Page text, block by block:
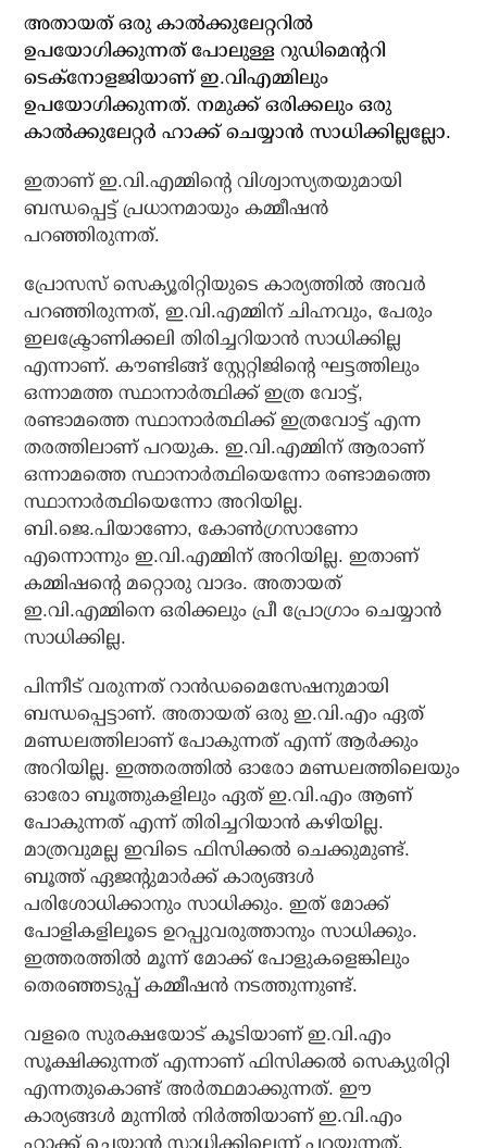
അതായത് ഒരു കാല്‍ക്കുലേറ്ററില്‍
ഉപയോഗിക്കുന്നത് പോലുള്ള റുഡിമെന്ററി
ടെക്‌നോളജിയാണ് ഇ.വിഎമ്മിലും
ഉപയോഗിക്കുന്നത്. നമുക്ക് ഒരിക്കലും ഒരു
കാല്‍ക്കുലേറ്റര്‍ ഹാക്ക് ചെയ്യാന്‍ സാധിക്കില്ലല്ലോ.
ഇതാണ് ഇ.വി.എമ്മിന്റെ വിശ്വാസ്യതയുമായി
ബന്ധപ്പെട്ട് പ്രധാനമായും കമ്മീഷന്‍
പറഞ്ഞിരുന്നത്.
പ്രോസസ് സെക്യൂരിറ്റിയുടെ കാര്യത്തില്‍ അവര്‍
പറഞ്ഞിരുന്നത്, ഇ.വി.എമ്മിന് ചിഹ്നവും, പേരും
ഇലക്ട്രോണിക്കലി തിരിച്ചറിയാന്‍ സാധിക്കില്ല
എന്നാണ്. കൗണ്ടിങ്ങ് സ്റ്റേറ്റിജിന്റെ ഘട്ടത്തിലും
ഒന്നാമത്ത സ്ഥാനാര്‍ത്ഥിക്ക് ഇത്ര വോട്ട്,
രണ്ടാമത്തെ സ്ഥാനാര്‍ത്ഥിക്ക് ഇത്രവോട്ട് എന്ന
തരത്തിലാണ് പറയുക. ഇ.വി.എമ്മിന് ആരാണ്
ഒന്നാമത്തെ സ്ഥാനാര്‍ത്ഥിയെന്നോ രണ്ടാമത്തെ
സ്ഥാനാര്‍ത്ഥിയെന്നോ അറിയില്ല.
ബി.ജെ.പിയാണോ, കോണ്‍ഗ്രസാണോ
എന്നൊന്നും ഇ.വി.എമ്മിന് അറിയില്ല. ഇതാണ്
കമ്മിഷന്റെ മറ്റൊരു വാദം. അതായത്
ഇ.വി.എമ്മിനെ ഒരിക്കലും പ്രീ പ്രോഗ്രാം ചെയ്യാന്‍
സാധിക്കില്ല.
പിന്നീട് വരുന്നത് റാന്‍ഡമൈസേഷനുമായി
ബന്ധപ്പെട്ടാണ്. അതായത് ഒരു ഇ.വി.എം ഏത്
മണ്ഡലത്തിലാണ് പോകുന്നത് എന്ന് ആര്‍ക്കും
അറിയില്ല. ഇത്തരത്തില്‍ ഓരോ മണ്ഡലത്തിലെയും
ഓരോ ബൂത്തുകളിലും ഏത് ഇ.വി.എം ആണ്
പോകുന്നത് എന്ന് തിരിച്ചറിയാന്‍ കഴിയില്ല.
മാത്രവുമല്ല ഇവിടെ ഫിസിക്കല്‍ ചെക്കുമുണ്ട്.
ബൂത്ത് ഏജന്റുമാര്‍ക്ക് കാര്യങ്ങള്‍
പരിശോധിക്കാനും സാധിക്കും. ഇത് മോക്ക്
പോളികളിലൂടെ ഉറപ്പുവരുത്താനും സാധിക്കും.
ഇത്തരത്തില്‍ മൂന്ന് മോക്ക് പോളുകളെങ്കിലും
തെരഞ്ഞടുപ്പ് കമ്മീഷന്‍ നടത്തുന്നുണ്ട്.
വളരെ സുരക്ഷയോട് കൂടിയാണ് ഇ.വി.എം
സൂക്ഷിക്കുന്നത് എന്നാണ് ഫിസിക്കല്‍ സെക്യുരിറ്റി
എന്നതുകൊണ്ട് അര്‍ത്ഥമാക്കുന്നത്. ഈ
കാര്യങ്ങള്‍ മുന്നില്‍ നിര്‍ത്തിയാണ് ഇ.വി.എം
ഹാക്ക് ചെയ്യാന്‍ സാധിക്കില്ലെന്ന് പറയുന്നത്.